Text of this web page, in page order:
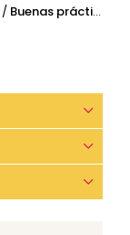
/ Buenas prácticas